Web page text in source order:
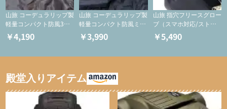
山旅 コーデュラリップ製
軽量コンパクト防風3つ
指ミトン【登山用グロー
ブ】
￥4,190
山旅 コーデュラリップ製
軽量コンパクト防風ミト
ン【登山用グローブ】
￥3,990
山旅 指穴フリースグロー
ブ（スマホ対応/ストレ
ッチ/登山用保温グロー
ブ)
￥5,490
殿堂入りアイテム